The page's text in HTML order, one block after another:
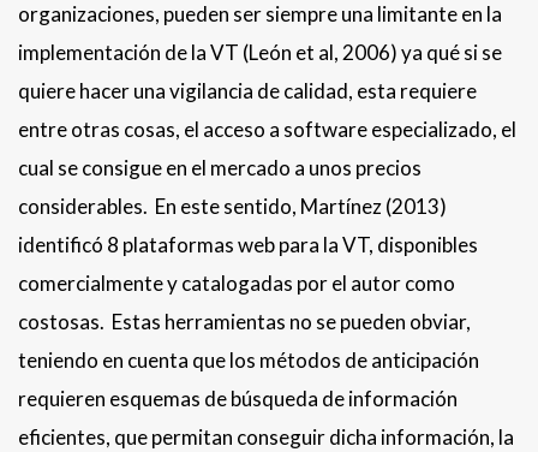
organizaciones, pueden ser siempre una limitante en la
implementación de la VT (León et al, 2006) ya qué si se
quiere hacer una vigilancia de calidad, esta requiere
entre otras cosas, el acceso a software especializado, el
cual se consigue en el mercado a unos precios
considerables. En este sentido, Martínez (2013)
identificó 8 plataformas web para la VT, disponibles
comercialmente y catalogadas por el autor como
costosas. Estas herramientas no se pueden obviar,
teniendo en cuenta que los métodos de anticipación
requieren esquemas de búsqueda de información
eficientes, que permitan conseguir dicha información, la